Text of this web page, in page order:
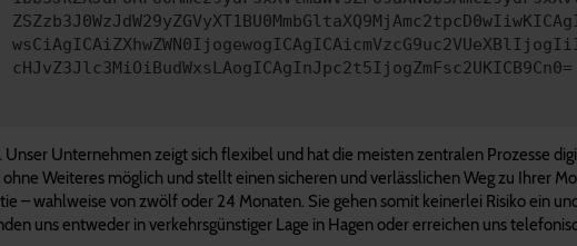
cHJvZ3Jlc3MiOiBudWxsLAogICAgInJpc2t5IjogZmFsc2UKICB9Cn0=
Unternehmen zeigt sich flexibel und hat die meisten zentralen Prozesse
Weiteres möglich und stellt einen sicheren und verlässlichen Weg zu Ihrer
– wahlweise von zwölf oder 24 Monaten. Sie gehen somit keinerlei Risiko ein
uns entweder in verkehrsgünstiger Lage in Hagen oder erreichen uns